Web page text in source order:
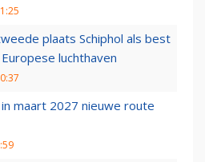
plaats Schiphol als best
luchthaven
maart 2027 nieuwe route